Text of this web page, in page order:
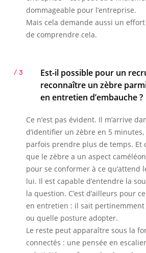
dommageable pour l’entreprise.
Mais cela demande aussi un
de comprendre cela.
/ 3
Est-il possible pour un
reconnaître un zèbre
en entretien d’embauche ?
Ce n’est pas évident. Il m’arrive
d’identifier un zèbre en 5
parfois prendre plus de temps. Et
que le zèbre a un aspect
pour se conformer à ce qu’attend
lui. Il est capable d’entendre la
la question. C’est d’ailleurs pour
en entretien : il sait pertinemment
ou quelle posture adopter.
Le reste peut apparaître sous la
connectés : une pensée en